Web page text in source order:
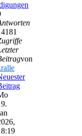
von